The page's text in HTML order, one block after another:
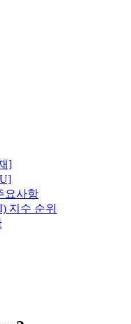
]
요사항
지수 순위